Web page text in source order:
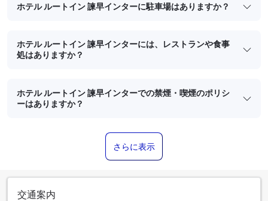
ホテル ルートイン 諫早インターに駐車場はありますか？
ホテル ルートイン 諫早インターには、レストランや食事
処はありますか？
ホテル ルートイン 諫早インターでの禁煙・喫煙のポリシ
ーはありますか？
さらに表示
交通案内